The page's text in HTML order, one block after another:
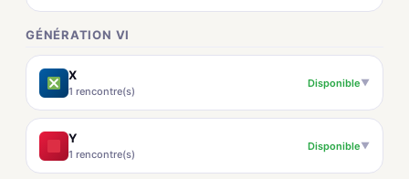
GÉNÉRATION VI
X
1 rencontre(s)
Disponible▼
Y
1 rencontre(s)
Disponible▼